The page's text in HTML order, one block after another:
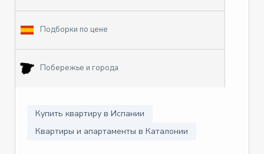
Подборки по цене
Побережье и города
Купить квартиру в Испании
Квартиры и апартаменты в Каталонии